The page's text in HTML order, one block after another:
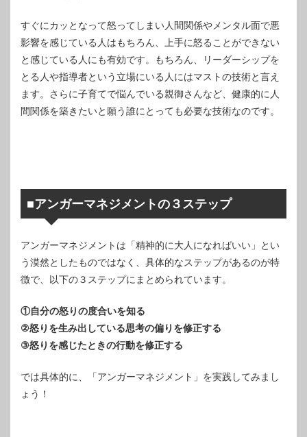
すぐにカッとなって怒ってしまい人間関係やメンタル面で悪
影響を感じている人はもちろん、上手に怒ることができない
と感じている人にも有効です。もちろん、リーダーシップを
とる人や指導者という立場にいる人にはマストの技術と言え
ます。さらに子育てで悩んでいる親御さんなど、健康的に人
間関係を築きたいと願う誰にとっても必要な技術なのです。
■アンガーマネジメントの３ステップ
アンガーマネジメントは「精神的に大人になればいい」とい
う漠然としたものではなく、具体的なステップがあるのが特
徴で、以下の３ステップにまとめられています。
①自分の怒りの度合いを知る
②怒りを生み出している思考の偏りを修正する
③怒りを感じたときの行動を修正する
では具体的に、「アンガーマネジメント」を実践してみまし
ょう！